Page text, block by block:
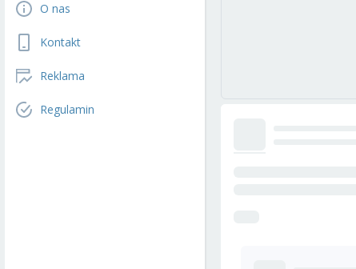
O nas
Kontakt
Reklama
Regulamin